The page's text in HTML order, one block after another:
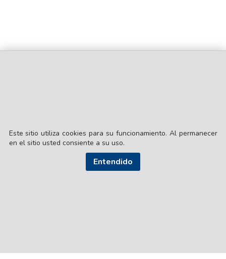
Director Editorial: Lic. Gustavo Eduardo Ick
Este sitio utiliza cookies para su funcionamiento. Al permanecer
en el sitio usted consiente a su uso.
Entendido